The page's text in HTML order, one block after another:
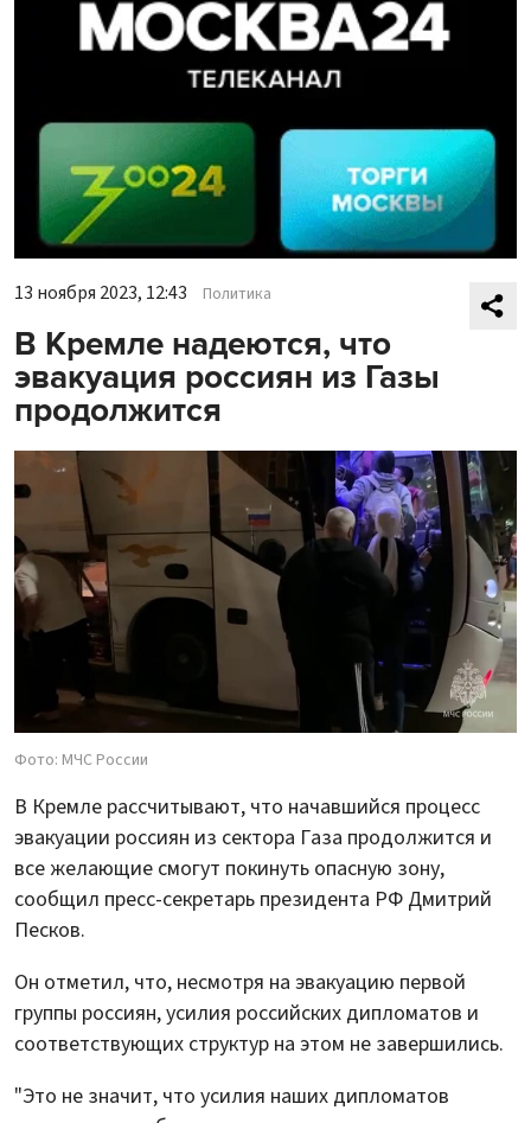
13 ноября 2023, 12:43 Политика
В Кремле надеются, что
эвакуация россиян из Газы
продолжится
Фото: МЧС России
В Кремле рассчитывают, что начавшийся процесс
эвакуации россиян из сектора Газа продолжится и
все желающие смогут покинуть опасную зону,
сообщил пресс-секретарь президента РФ Дмитрий
Песков.
Он отметил, что, несмотря на эвакуацию первой
группы россиян, усилия российских дипломатов и
соответствующих структур на этом не завершились.
"Это не значит, что усилия наших дипломатов